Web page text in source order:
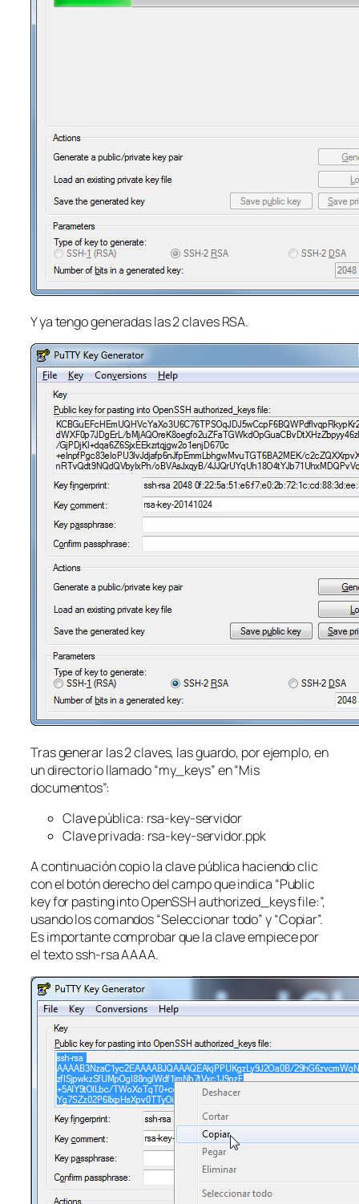
Y ya tengo generadas las 2 claves RSA.
Tras generar las 2 claves, las guardo, por ejemplo, en
un directorio llamado “my_keys” en “Mis
documentos”:
Clave pública: rsa-key-servidor
Clave privada: rsa-key-servidor.ppk
A continuación copio la clave pública haciendo clic
con el botón derecho del campo que indica “Public
key for pasting into OpenSSH authorized_keys file:”,
usando los comandos “Seleccionar todo” y “Copiar”.
Es importante comprobar que la clave empiece por
el texto ssh-rsa AAAA.